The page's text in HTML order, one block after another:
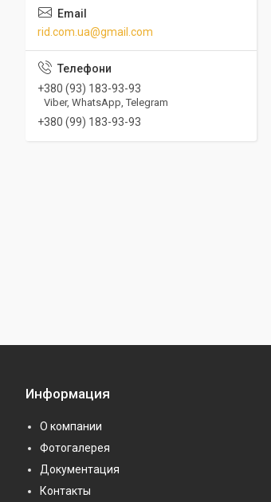
rid.com.ua@gmail.com
+380 (93) 183-93-93
Viber, WhatsApp, Telegram
+380 (99) 183-93-93
Информация
О компании
Фотогалерея
Документация
Контакты